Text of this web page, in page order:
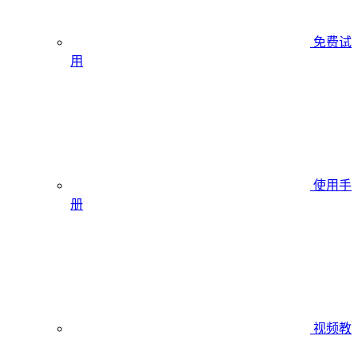
免费试
用
使用手
册
视频教